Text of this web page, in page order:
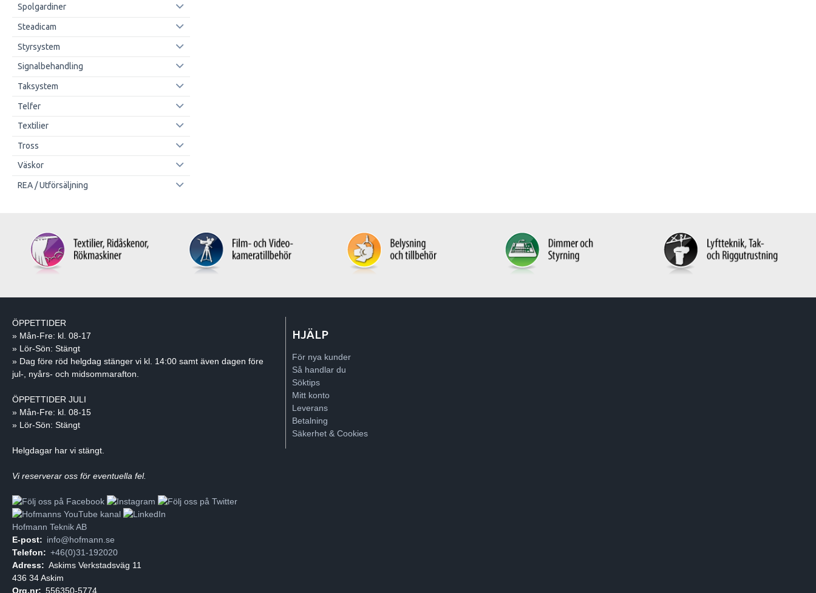
Spolgardiner
Steadicam
Styrsystem
Signalbehandling
Taksystem
Telfer
Textilier
Tross
Väskor
REA / Utförsäljning
ÖPPETTIDER
» Mån-Fre: kl. 08-17
» Lör-Sön: Stängt
» Dag före röd helgdag stänger vi kl. 14:00 samt även dagen före
jul-, nyårs- och midsommarafton.
ÖPPETTIDER JULI
» Mån-Fre: kl. 08-15
» Lör-Sön: Stängt
Helgdagar har vi stängt.
Vi reserverar oss för eventuella fel.
Hofmann Teknik AB
E-post: info@hofmann.se
Telefon: +46(0)31-192020
Adress: Askims Verkstadsväg 11
436 34 Askim
Org.nr: 556350-5774
HJÄLP
För nya kunder
Så handlar du
Söktips
Mitt konto
Leverans
Betalning
Säkerhet & Cookies